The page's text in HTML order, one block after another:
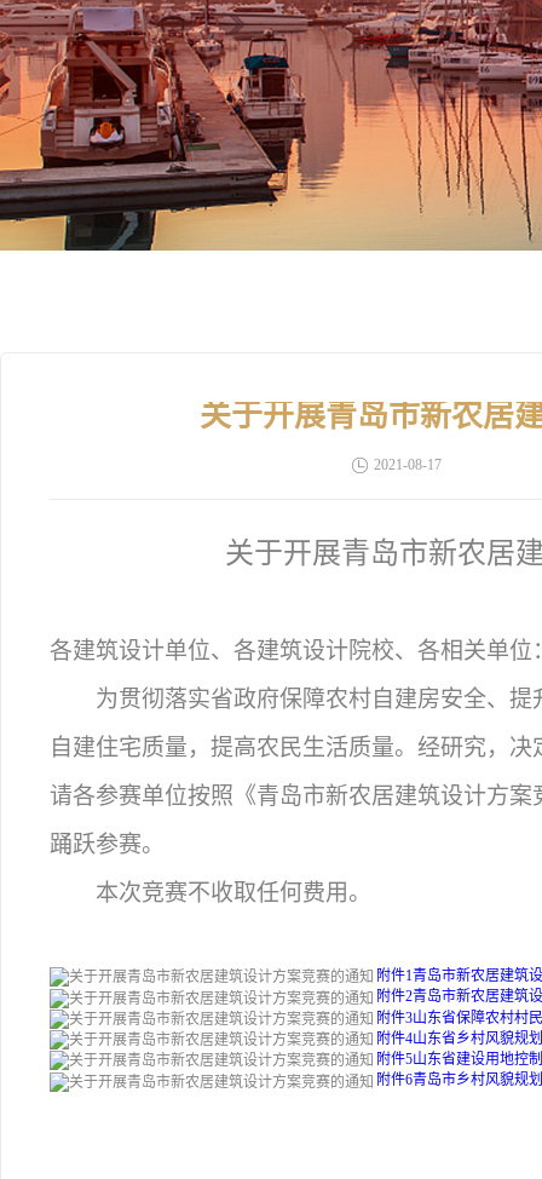
关于开展青岛市新农居
2021-08-17
关于开展青岛市新农居
各建筑设计单位、各建筑设计院校、各相关单位
为贯彻落实省政府保障农村自建房安全、
自建住宅质量，提高农民生活质量。经研究，
请各参赛单位按照《青岛市新农居建筑设计方案
踊跃参赛。
本次竞赛不收取任何费用。
附件1青岛市新农居建筑
附件2青岛市新农居建筑
附件3山东省保障农村村
附件4山东省乡村风貌规
附件5山东省建设用地控
附件6青岛市乡村风貌规